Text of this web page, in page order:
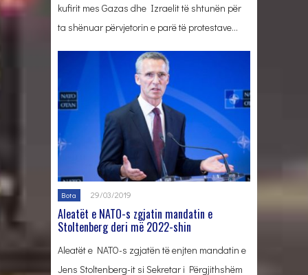
kufirit mes Gazas dhe Izraelit të shtunën për
ta shënuar përvjetorin e parë të protestave…
Bota 29/03/2019
Aleatët e NATO-s zgjatin mandatin e
Stoltenberg deri më 2022-shin
Aleatët e NATO-s zgjatën të enjten mandatin e
Jens Stoltenberg-it si Sekretar i Përgjithshëm